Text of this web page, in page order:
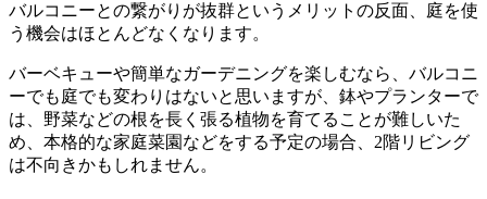
バルコニーとの繋がりが抜群というメリットの反面、庭を使
う機会はほとんどなくなります。
バーベキューや簡単なガーデニングを楽しむなら、バルコニ
ーでも庭でも変わりはないと思いますが、鉢やプランターで
は、野菜などの根を長く張る植物を育てることが難しいた
め、本格的な家庭菜園などをする予定の場合、2階リビング
は不向きかもしれません。